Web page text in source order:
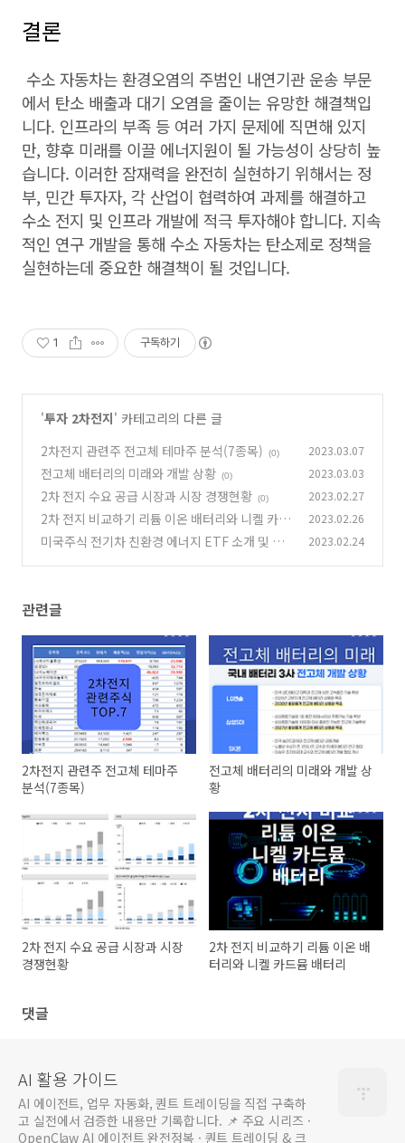
결론
수소 자동차는 환경오염의 주범인 내연기관 운송 부문
에서 탄소 배출과 대기 오염을 줄이는 유망한 해결책입
니다. 인프라의 부족 등 여러 가지 문제에 직면해 있지
만, 향후 미래를 이끌 에너지원이 될 가능성이 상당히 높
습니다. 이러한 잠재력을 완전히 실현하기 위해서는 정
부, 민간 투자자, 각 산업이 협력하여 과제를 해결하고
수소 전지 및 인프라 개발에 적극 투자해야 합니다. 지속
적인 연구 개발을 통해 수소 자동차는 탄소제로 정책을
실현하는데 중요한 해결책이 될 것입니다.
1 구독하기
'투자 2차전지' 카테고리의 다른 글
2차전지 관련주 전고체 테마주 분석(7종목)
(0) 2023.03.07
전고체 배터리의 미래와 개발 상황 (0) 2023.03.03
2차 전지 수요 공급 시장과 시장 경쟁현황 (0) 2023.02.27
2차 전지 비교하기 리튬 이온 배터리와 니켈 카드
뮴 배터리
(0)
2023.02.26
미국주식 전기차 친환경 에너지 ETF 소개 및 추
2023.02.24
관련글
2차전지 관련주 전고체 테마주
분석(7종목)
전고체 배터리의 미래와 개발 상
황
2차 전지 수요 공급 시장과 시장
경쟁현황
2차 전지 비교하기 리튬 이온 배
터리와 니켈 카드뮴 배터리
댓글
AI 활용 가이드
AI 에이전트, 업무 자동화, 퀀트 트레이딩을 직접 구축하
고 실전에서 검증한 내용만 기록합니다. 📌 주요 시리즈 ·
OpenClaw AI 에이전트 완전정복 · 퀀트 트레이딩 & 크